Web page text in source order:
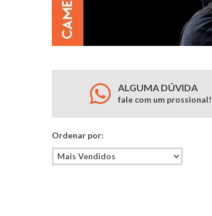
ALGUMA DÚVIDA
fale com um prossional!
Ordenar por: